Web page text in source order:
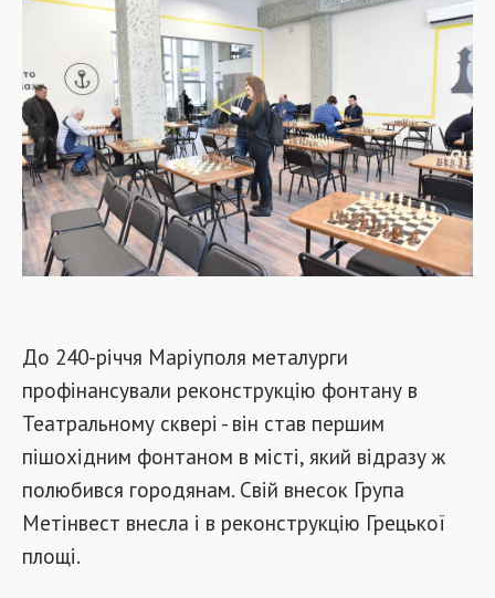
До 240-річчя Маріуполя металурги
профінансували реконструкцію фонтану в
Театральному сквері - він став першим
пішохідним фонтаном в місті, який відразу ж
полюбився городянам. Свій внесок Група
Метінвест внесла і в реконструкцію Грецької
площі.